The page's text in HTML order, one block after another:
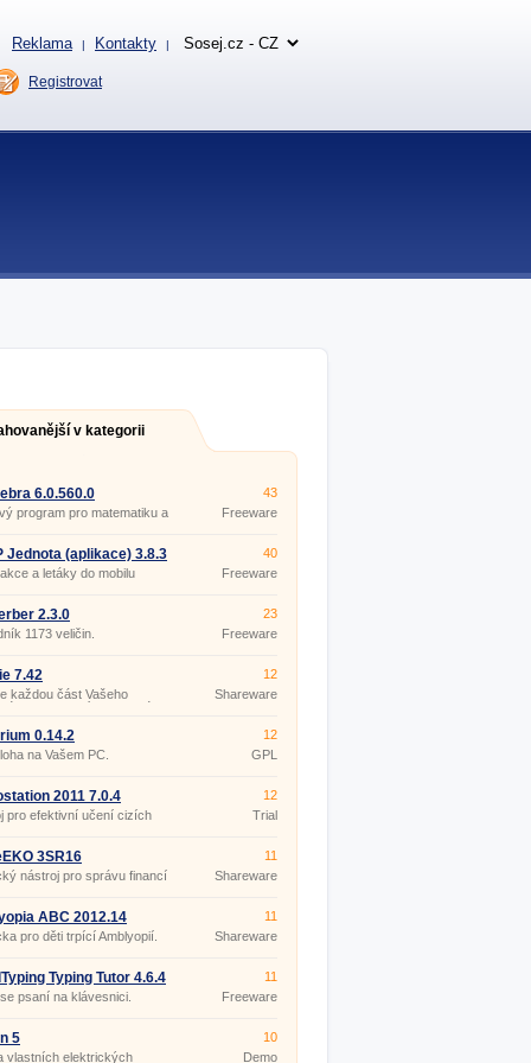
v kategorii
6.0.560.0
program pro matematiku a
43
Freeware
Jednota (aplikace) 3.8.3
a letáky do mobilu
40
Freeware
2.3.0
1173 veličin.
23
Freeware
7.42
každou část Vašeho
sportovního a silového
12
Shareware
0.14.2
na Vašem PC.
12
GPL
2011 7.0.4
pro efektivní učení cizích
12
Trial
3SR16
nástroj pro správu financí
11
Shareware
ABC 2012.14
pro děti trpící Amblyopií.
11
Shareware
Typing Tutor 4.6.4
psaní na klávesnici.
11
Freeware
5
vlastních elektrických
10
Demo
Reklama | Kontakty |
Registrovat